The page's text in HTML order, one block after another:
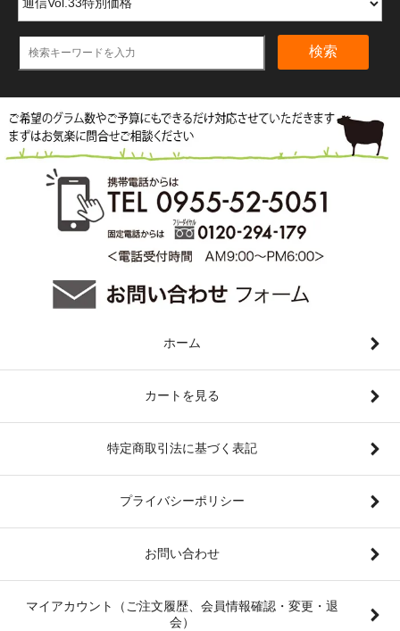
検索
ホーム
カートを見る
特定商取引法に基づく表記
プライバシーポリシー
お問い合わせ
マイアカウント（ご注文履歴、会員情報確認・変更・退
会）